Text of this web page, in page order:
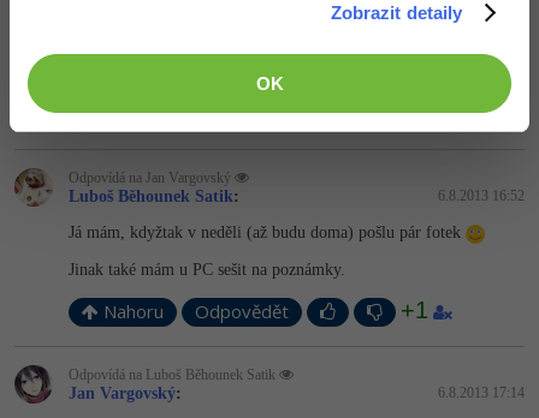
Zobrazit detaily
OK
Se máte že máte to nějaké místečko na IT já nic takového nemám
Nahoru Odpovědět
Odpovídá na Jan Vargovský
Luboš Běhounek Satik: 6.8.2013 16:52
Já mám, kdyžtak v neděli (až budu doma) pošlu pár fotek
Jinak také mám u PC sešit na poznámky.
Nahoru Odpovědět +1
Odpovídá na Luboš Běhounek Satik
Jan Vargovský: 6.8.2013 17:14